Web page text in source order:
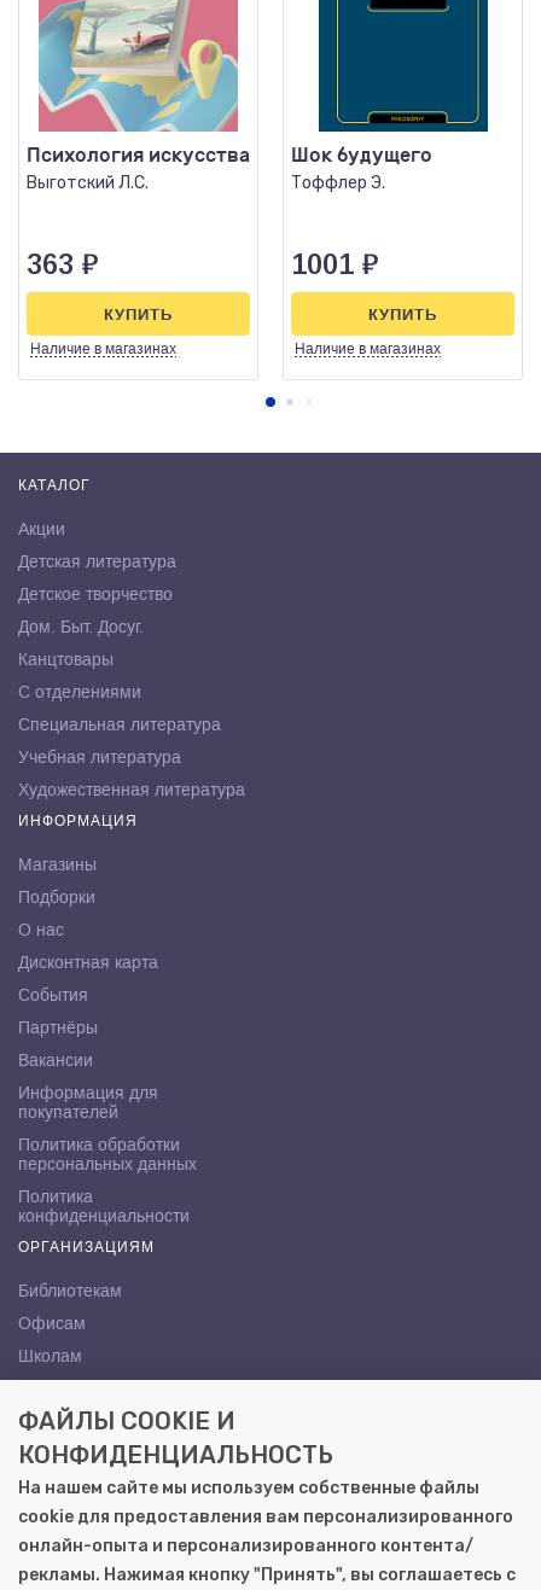
Психология искусства
Выготский Л.С.
363 ₽
Наличие в магазинах
КУПИТЬ
Шок будущего
Тоффлер Э.
1001 ₽
Наличие в магазинах
КУПИТЬ
КАТАЛОГ
Акции
Детская литература
Детское творчество
Дом. Быт. Досуг.
Канцтовары
С отделениями
Специальная литература
Учебная литература
Художественная литература
ИНФОРМАЦИЯ
Магазины
Подборки
О нас
Дисконтная карта
События
Партнёры
Вакансии
Информация для
покупателей
Политика обработки
персональных данных
Политика
конфиденциальности
ОРГАНИЗАЦИЯМ
Библиотекам
Офисам
Школам
КОНТАКТЫ
Саратов, ул. Осипова, 10А
+7 (8452) 72-65-65
gemera@moya-kniga.ru
ФАЙЛЫ COOKIE И
КОНФИДЕНЦИАЛЬНОСТЬ
На нашем сайте мы используем собственные файлы
cookie для предоставления вам персонализированного
онлайн-опыта и персонализированного контента/
рекламы. Нажимая кнопку "Принять", вы соглашаетесь с